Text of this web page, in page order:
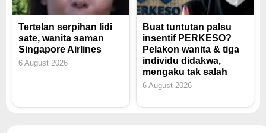
Tertelan serpihan lidi
sate, wanita saman
Singapore Airlines
6 August 2026
Buat tuntutan palsu
insentif PERKESO?
Pelakon wanita & tiga
individu didakwa,
mengaku tak salah
6 August 2026